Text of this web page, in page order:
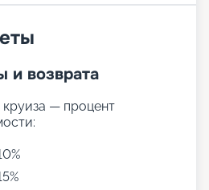
и возврата
— процент